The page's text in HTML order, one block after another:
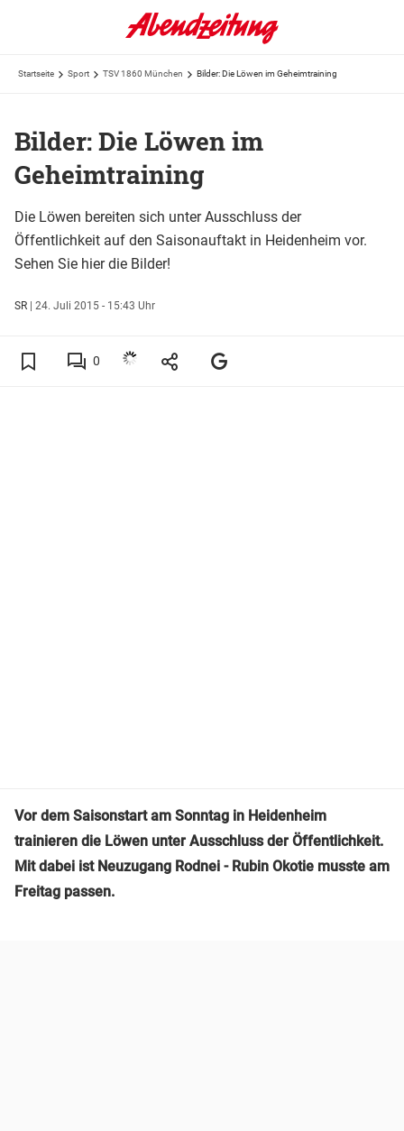
Startseite Sport TSV 1860 München Bilder: Die Löwen im Geheimtraining
Bilder: Die Löwen im
Geheimtraining
Die Löwen bereiten sich unter Ausschluss der
Öffentlichkeit auf den Saisonauftakt in Heidenheim vor.
Sehen Sie hier die Bilder!
SR | 24. Juli 2015 - 15:43 Uhr
0
Vor dem Saisonstart am Sonntag in Heidenheim
trainieren die Löwen unter Ausschluss der Öffentlichkeit.
Mit dabei ist Neuzugang Rodnei - Rubin Okotie musste am
Freitag passen.